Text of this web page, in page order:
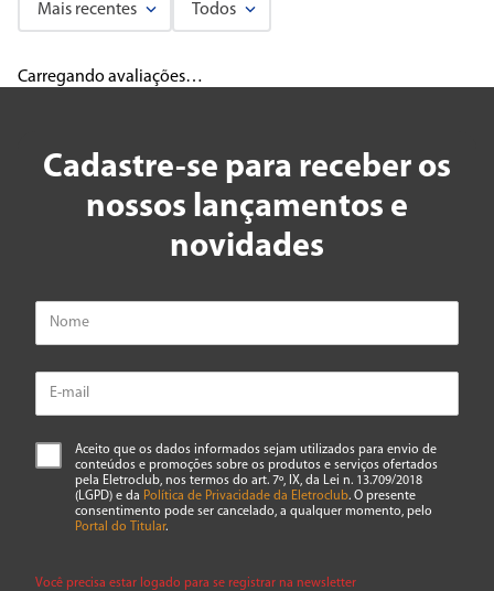
Mais recentes Todos
Carregando avaliações…
Cadastre-se para receber os
nossos lançamentos e
novidades
Aceito que os dados informados sejam utilizados para envio de
conteúdos e promoções sobre os produtos e serviços ofertados
pela Eletroclub, nos termos do art. 7º, IX, da Lei n. 13.709/2018
(LGPD) e da Política de Privacidade da Eletroclub. O presente
consentimento pode ser cancelado, a qualquer momento, pelo
Portal do Titular.
Você precisa estar logado para se registrar na newsletter